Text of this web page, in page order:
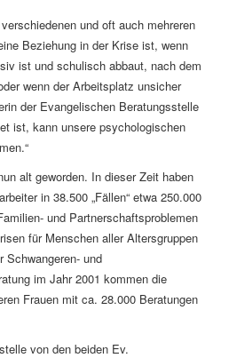
und oft auch mehreren
Beziehung in der Krise ist, wenn
ist und schulisch abbaut, nach dem
wenn der Arbeitsplatz unsicher
der Evangelischen Beratungsstelle
ist, kann unsere psychologischen
alt geworden. In dieser Zeit haben
in 38.500 „Fällen“ etwa 250.000
und Partnerschaftsproblemen
für Menschen aller Altersgruppen
Schwangeren- und
im Jahr 2001 kommen die
Frauen mit ca. 28.000 Beratungen
von den beiden Ev.